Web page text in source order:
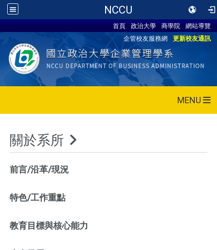
NCCU
首頁 政治大學 商學院
網站導覽
企管校友服務網
更新校友通訊
MENU
關於系所
前言/沿革/現況
特色/工作重點
教育目標與核心能力